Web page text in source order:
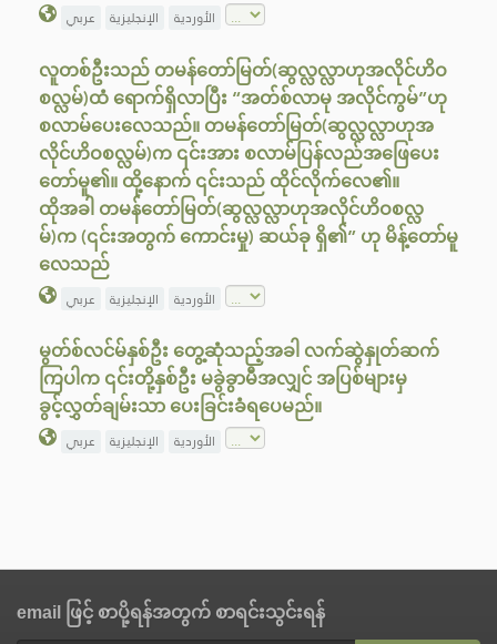
عربي الإنجليزية الأوردية
လူတစ်ဦးသည် တမန်တော်မြတ်(ဆွလ္လလ္လာဟုအလိုင်ဟိဝ
စလ္လမ်)ထံ ရောက်ရှိလာပြီး “အတ်စ်လာမု အလိုင်ကွမ်”ဟု
စလာမ်ပေးလေသည်။ တမန်တော်မြတ်(ဆွလ္လလ္လာဟုအ
လိုင်ဟိဝစလ္လမ်)က ၎င်းအား စလာမ်ပြန်လည်အဖြေပေး
တော်မူ၏။ ထို့နောက် ၎င်းသည် ထိုင်လိုက်‌လေ၏။
ထိုအခါ တမန်တော်မြတ်(ဆွလ္လလ္လာဟုအလိုင်ဟိဝစလ္လ
မ်)က (၎င်းအတွက် ကောင်းမှု) ဆယ်ခု ရှိ၏” ဟု မိန့်တော်မူ
လေသည်
عربي الإنجليزية الأوردية
မွတ်စ်လင်မ်နှစ်ဦး တွေ့ဆုံသည့်အခါ လက်ဆွဲနှုတ်ဆက်
ကြပါက ၎င်းတို့နှစ်ဦး မခွဲခွာမီအလျှင် အပြစ်များမှ
ခွင့်လွှတ်ချမ်းသာ ပေးခြင်းခံရပေမည်။
عربي الإنجليزية الأوردية
email ဖြင့် စာပို့ရန်အတွက် စာရင်းသွင်းရန်